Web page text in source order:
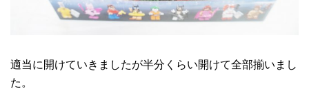
適当に開けていきましたが半分くらい開けて全部揃いまし
た。